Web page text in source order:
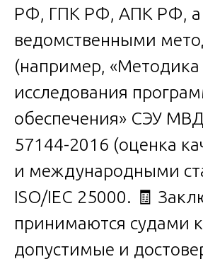
РФ, ГПК РФ, АПК РФ, а
ведомственными
(например, «Методика
исследования
обеспечения» СЭУ
57144-2016 (оценка
и международными
ISO/IEC 25000. 🧾
принимаются судами
допустимые и